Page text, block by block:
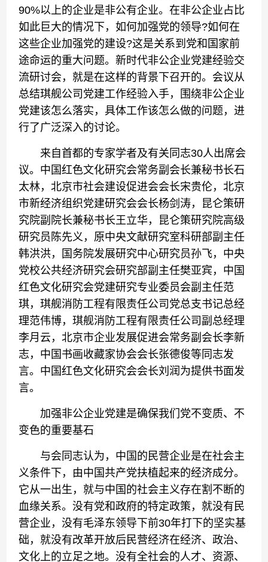
90%以上的企业是非公有企业。在非公企业占比
如此巨大的情况下，如何加强党的领导?如何在
这些企业加强党的建设?这是关系到党和国家前
途命运的重大问题。新时代非公企业党建经验交
流研讨会，就是在这样的背景下召开的。会议从
总结琪舰公司党建工作经验入手，围绕非公企业
党建该怎么落实，具体工作该怎么做的问题，进
行了广泛深入的讨论。
来自首都的专家学者及有关同志30人出席会
议。中国红色文化研究会常务副会长兼秘书长石
太林，北京市社会建设促进会会长宋贵伦，北京
市新经济组织党建研究会会长杨剑涛，昆仑策研
究院副院长兼秘书长王立华，昆仑策研究院高级
研究员陈先义，原中央文献研究室科研部副主任
韩洪洪，国务院发展研究中心研究员孙飞，中央
党校公共经济研究会研究部副主任樊亚宾，中国
红色文化研究会党建研究专业委员会副主任范
琪，琪舰消防工程有限责任公司党总支书记总经
理范伟博，琪舰消防工程有限责任公司副总经理
李月云，北京市企业发展促进会常务副会长李新
志，中国书画收藏家协会会长张德俊等同志发
言。中国红色文化研究会会长刘润为提供书面发
言。
加强非公企业党建是确保我们党不变质、不
变色的重要基石
与会同志认为，中国的民营企业是在社会主
义条件下，由中国共产党扶植起来的经济成分。
它从一出生，就与中国的社会主义存在割不断的
血缘关系。没有党和政府的特定政策，就没有民
营企业，没有毛泽东领导下前30年打下的坚实基
础，就没有改革开放后民营经济在经济、政治、
文化上的立足之地。没有全社会的人才、资源、